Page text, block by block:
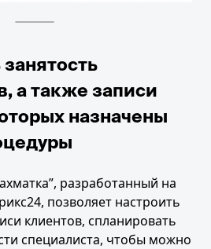
а также записи
назначены
разработанный на
позволяет настроить
клиентов, спланировать
специалиста, чтобы можно